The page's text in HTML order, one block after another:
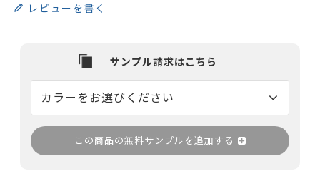
レビューを書く
この商品の無料サンプルを追加する